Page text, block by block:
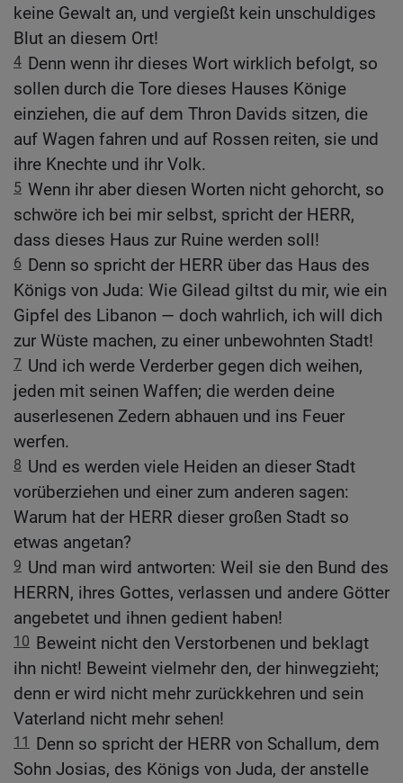
keine Gewalt an, und vergießt kein unschuldiges
Blut an diesem Ort!
4 Denn wenn ihr dieses Wort wirklich befolgt, so
sollen durch die Tore dieses Hauses Könige
einziehen, die auf dem Thron Davids sitzen, die
auf Wagen fahren und auf Rossen reiten, sie und
ihre Knechte und ihr Volk.
5 Wenn ihr aber diesen Worten nicht gehorcht, so
schwöre ich bei mir selbst, spricht der HERR,
dass dieses Haus zur Ruine werden soll!
6 Denn so spricht der HERR über das Haus des
Königs von Juda: Wie Gilead giltst du mir, wie ein
Gipfel des Libanon — doch wahrlich, ich will dich
zur Wüste machen, zu einer unbewohnten Stadt!
7 Und ich werde Verderber gegen dich weihen,
jeden mit seinen Waffen; die werden deine
auserlesenen Zedern abhauen und ins Feuer
werfen.
8 Und es werden viele Heiden an dieser Stadt
vorüberziehen und einer zum anderen sagen:
Warum hat der HERR dieser großen Stadt so
etwas angetan?
9 Und man wird antworten: Weil sie den Bund des
HERRN, ihres Gottes, verlassen und andere Götter
angebetet und ihnen gedient haben!
10 Beweint nicht den Verstorbenen und beklagt
ihn nicht! Beweint vielmehr den, der hinwegzieht;
denn er wird nicht mehr zurückkehren und sein
Vaterland nicht mehr sehen!
11
Denn so spricht der HERR von Schallum, dem
Sohn Josias, des Königs von Juda, der anstelle